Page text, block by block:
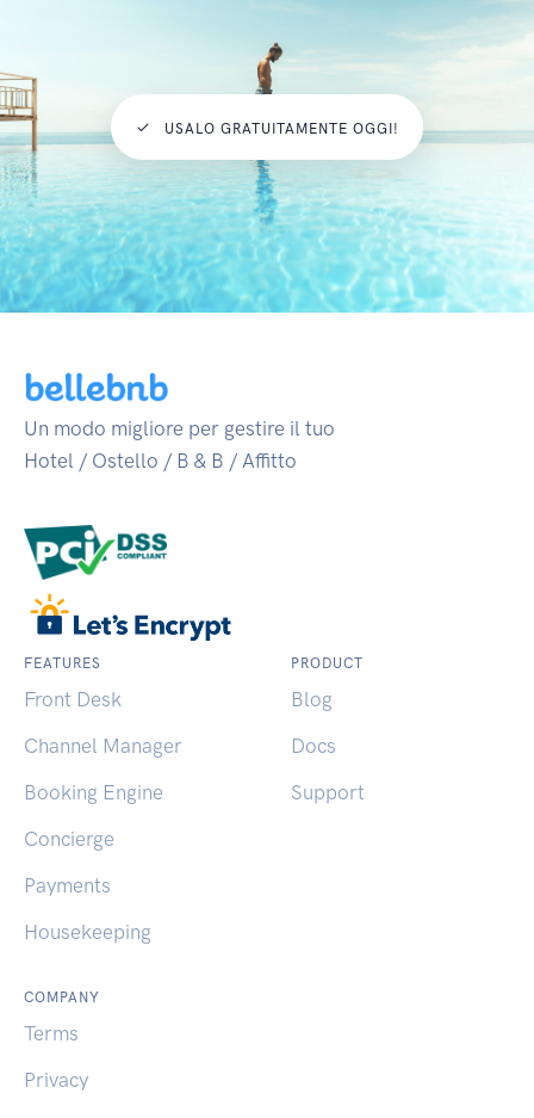
USALO GRATUITAMENTE OGGI!
Un modo migliore per gestire il tuo
Hotel / Ostello / B & B / Affitto
FEATURES
Front Desk
Channel Manager
Booking Engine
Concierge
Payments
Housekeeping
PRODUCT
Blog
Docs
Support
COMPANY
Terms
Privacy